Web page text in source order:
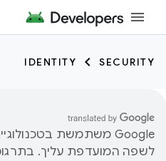
SECURITY
IDENTITY
לשפה המועדפת עליך.